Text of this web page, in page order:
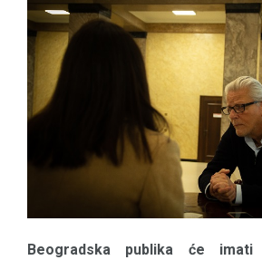
Beogradska publika će